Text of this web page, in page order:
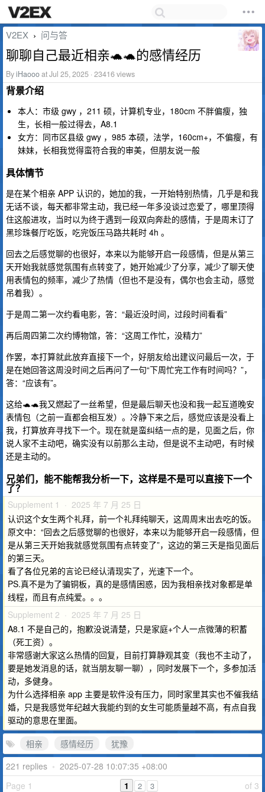
V2EX › 问与答
聊聊自己最近相亲🐢🐢的感情经历
ByiHaoooat Jul 25, 2025 · 23416 views
背景介绍
本人：市级 gwy ，211 硕，计算机专业，180cm 不胖偏瘦，独
生，长相一般过得去，A8.1
女方：同市区县级 gwy ，985 本硕，法学，160cm+，不偏瘦，有
妹妹，长相我觉得蛮符合我的审美，但朋友说一般
具体情节
是在某个相亲 APP 认识的，她加的我，一开始特别热情，几乎是和我
无话不谈，每天都非常主动，我已经一年多没谈过恋爱了，哪里顶得
住这般进攻，当时以为终于遇到一段双向奔赴的感情，于是周末订了
黑珍珠餐厅吃饭，吃完饭压马路共耗时 4h 。
回去之后感觉聊的也很好，本来以为能够开启一段感情，但是从第三
天开始我就感觉氛围有点转变了，她开始减少了分享，减少了聊天使
用表情包的频率，减少了热情（但也不是没有，偶尔也会主动，感觉
吊着我）。
于是周二第一次约看电影，答：“最近没时间，过段时间看看”
再后周四第二次约博物馆，答：“这周工作忙，没精力”
作罢，本打算就此放弃直接下一个，好朋友给出建议问最后一次，于
是在她回答这周没时间之后再问了一句“下周忙完工作有时间吗？”，
答：“应该有”。
这给🐢🐢我又燃起了一丝希望，但是最后聊天也没和我一起互道晚安
表情包（之前一直都会相互发）。冷静下来之后，感觉应该是没看上
我，打算放弃寻找下一个。现在就是蛮纠结一点的是，见面之后，你
说人家不主动吧，确实没有以前那么主动，但是说不主动吧，有时候
还是主动的。
兄弟们，能不能帮我分析一下，这样是不是可以直接下一个
了？
Supplement 1 · 2025 年 7 月 25 日
认识这个女生两个礼拜，前一个礼拜纯聊天，这周周末出去吃的饭。
原文中：“回去之后感觉聊的也很好，本来以为能够开启一段感情，但
是从第三天开始我就感觉氛围有点转变了”，这边的第三天是指见面后
的第三天。
看了各位兄弟的言论已经认清现实了，光速下一个。
PS.真不是为了骗铜板，真的是感情困惑，因为我相亲找对象都是单
线程，而且有点纯爱。。。
Supplement 2 · 2025 年 7 月 25 日
A8.1 不是自己的，抱歉没说清楚，只是家庭+个人一点微薄的积蓄
（死工资）。
非常感谢大家这么热情的回复，目前打算静观其变（我也不主动了，
要是她发消息的话，就当朋友聊一聊），同时发展下一个，多参加活
动，多健身。
为什么选择相亲 app 主要是软件没有压力，同时家里其实也不催我结
婚，只是我感觉年纪越大我能约到的女生可能质量越不高，有点自我
驱动的意思在里面。
相亲
感情经历
犹豫
221 replies • 2025-07-28 10:07:35 +08:00
Page 1
of 3
1 2 3